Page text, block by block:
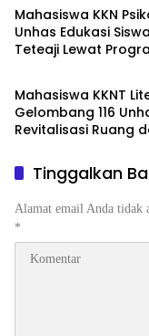
Mahasiswa KKN
Unhas Edukasi
Teteaji Lewat
BREAKING NEWS
Mahasiswa KKNT
Gelombang 116
Revitalisasi Ruang
Tolo, Hadirkan
sebagai Pusat
Tinggalkan
Alamat email Anda tidak
*